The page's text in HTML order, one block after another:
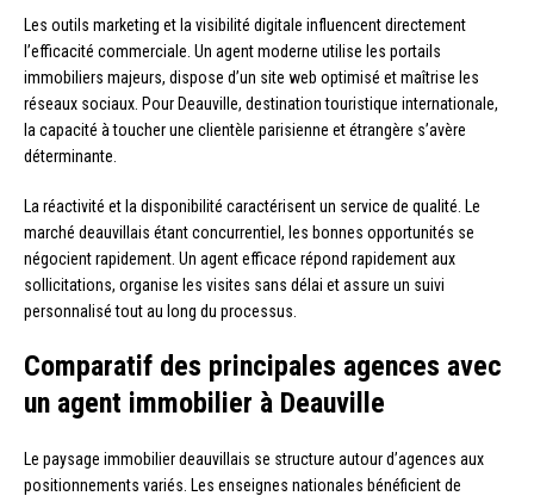
Les outils marketing et la visibilité digitale influencent directement
l’efficacité commerciale. Un agent moderne utilise les portails
immobiliers majeurs, dispose d’un site web optimisé et maîtrise les
réseaux sociaux. Pour Deauville, destination touristique internationale,
la capacité à toucher une clientèle parisienne et étrangère s’avère
déterminante.
La réactivité et la disponibilité caractérisent un service de qualité. Le
marché deauvillais étant concurrentiel, les bonnes opportunités se
négocient rapidement. Un agent efficace répond rapidement aux
sollicitations, organise les visites sans délai et assure un suivi
personnalisé tout au long du processus.
Comparatif des principales agences avec
un agent immobilier à Deauville
Le paysage immobilier deauvillais se structure autour d’agences aux
positionnements variés. Les enseignes nationales bénéficient de